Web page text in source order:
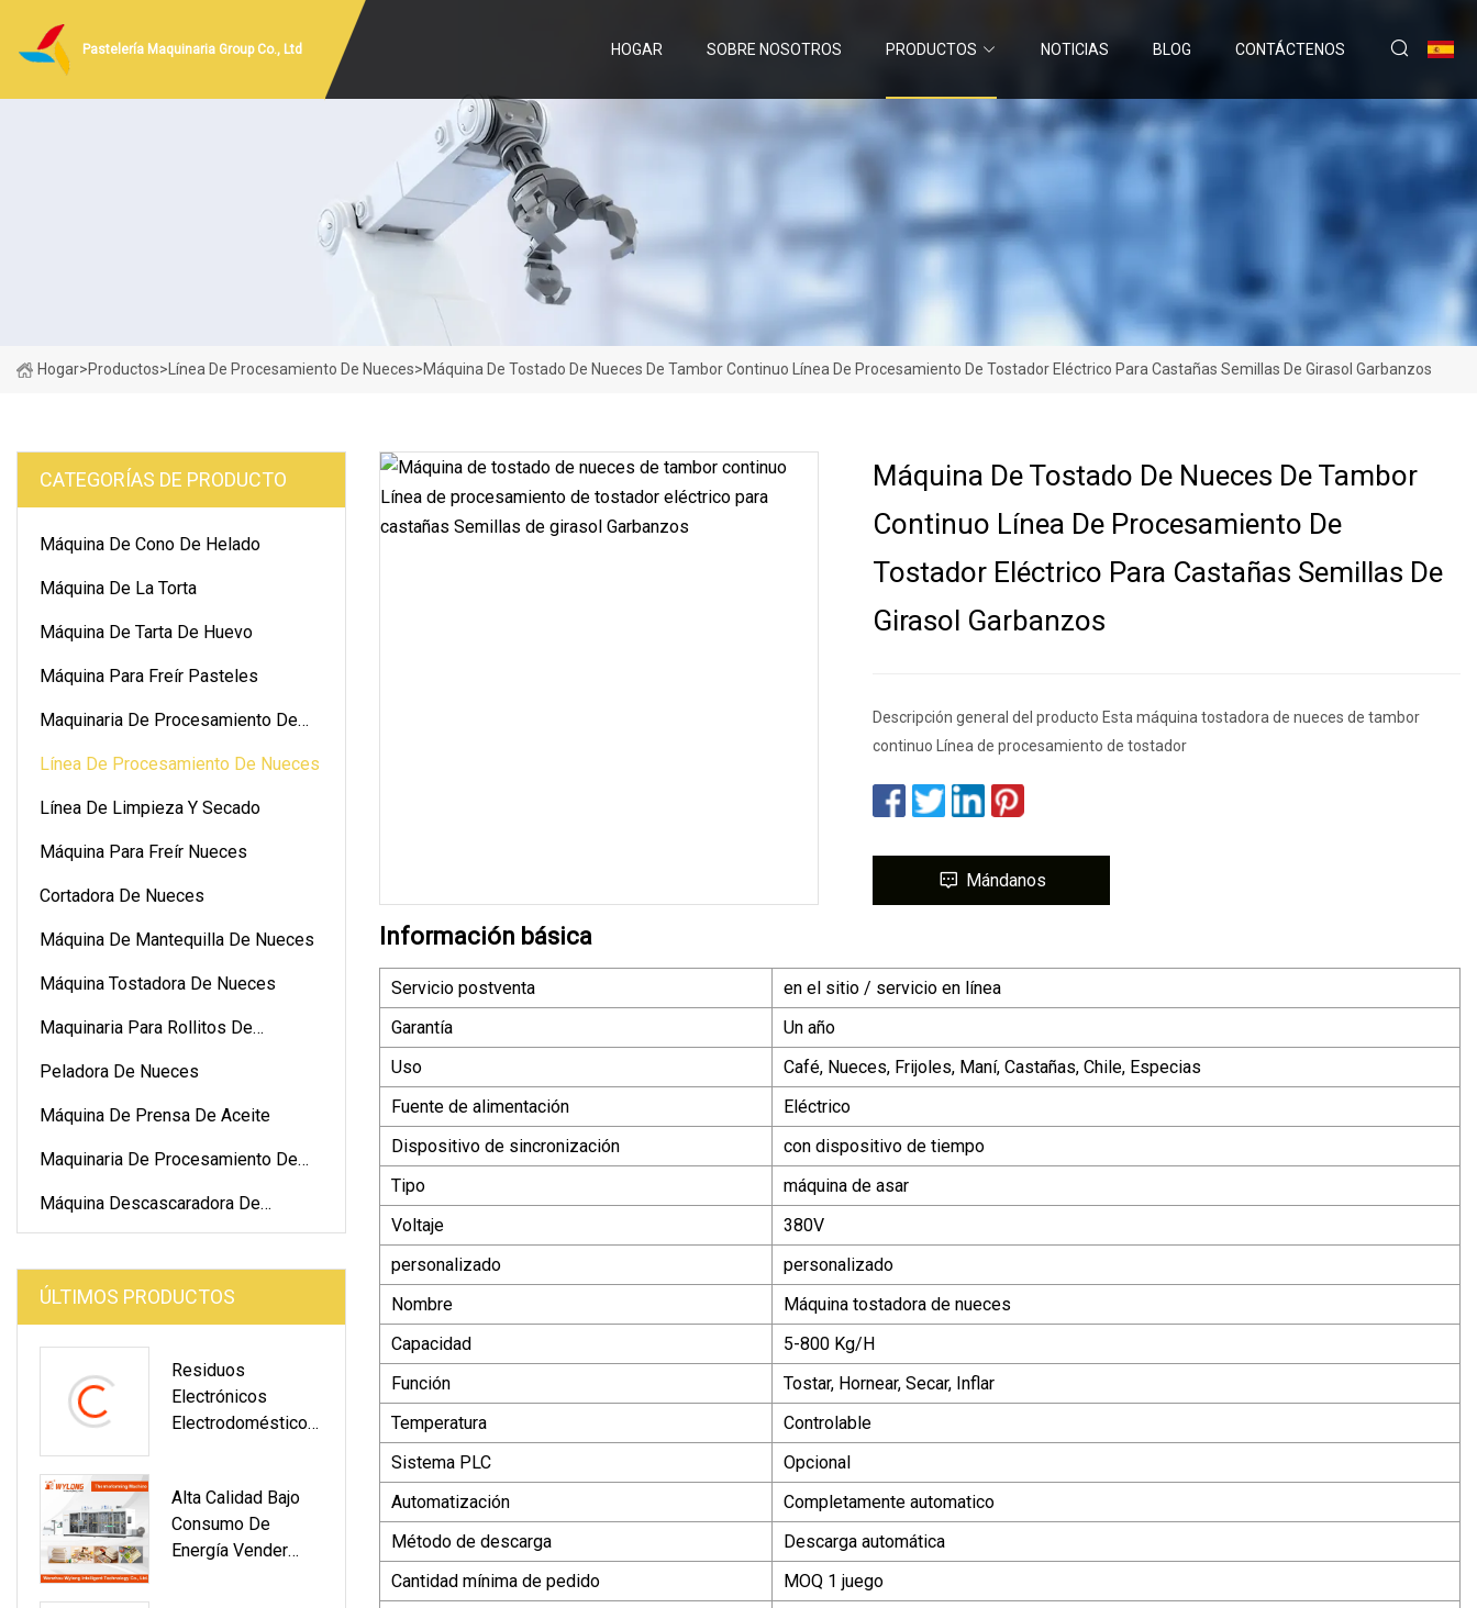
Pastelería Maquinaria Group Co., Ltd HOGAR SOBRE NOSOTROS PRODUCTOS NOTICIAS BLOG CONTÁCTENOS
Hogar>Productos> Línea De Procesamiento De Nueces>Máquina De Tostado De Nueces De Tambor Continuo Línea De Procesamiento De Tostador Eléctrico Para Castañas Semillas De Girasol Garbanzos
CATEGORÍAS DE PRODUCTO
Máquina De Cono De Helado
Máquina De La Torta
Máquina De Tarta De Huevo
Máquina Para Freír Pasteles
Maquinaria De Procesamiento De
Línea De Procesamiento De Nueces
Línea De Limpieza Y Secado
Máquina Para Freír Nueces
Cortadora De Nueces
Máquina De Mantequilla De Nueces
Máquina Tostadora De Nueces
Maquinaria Para Rollitos De
Peladora De Nueces
Máquina De Prensa De Aceite
Maquinaria De Procesamiento De
Máquina Descascaradora De
Nueces
ÚLTIMOS PRODUCTOS
Residuos
Electrónicos
Electrodomésticos
Separación Y
Secado Líneas De
Reciclaje
Alta Calidad Bajo
Consumo De
Energía Vender
Máquina De Tostado De Nueces De Tambor
Continuo Línea De Procesamiento De
Tostador Eléctrico Para Castañas Semillas De
Girasol Garbanzos
Descripción general del producto Esta máquina tostadora de nueces de tambor
continuo Línea de procesamiento de tostador
Mándanos
Información básica
Servicio postventa
en el sitio / servicio en línea
Garantía
Un año
Uso
Café, Nueces, Frijoles, Maní, Castañas, Chile, Especias
Fuente de alimentación
Eléctrico
Dispositivo de sincronización
con dispositivo de tiempo
Tipo
máquina de asar
Voltaje
380V
personalizado
personalizado
Nombre
Máquina tostadora de nueces
Capacidad
5-800 Kg/H
Función
Tostar, Hornear, Secar, Inflar
Temperatura
Controlable
Sistema PLC
Opcional
Automatización
Completamente automatico
Método de descarga
Descarga automática
Cantidad mínima de pedido
MOQ 1 juego